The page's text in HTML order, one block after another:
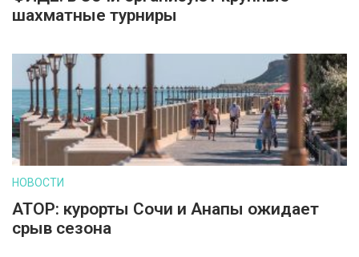
шахматные турниры
НОВОСТИ
АТОР: курорты Сочи и Анапы ожидает
срыв сезона